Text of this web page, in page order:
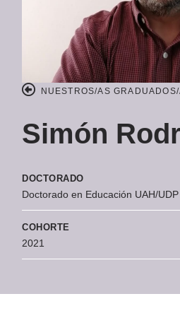
NUESTROS/AS
Simón
DOCTORADO
Doctorado en Educación UAH/UDP
COHORTE
2021